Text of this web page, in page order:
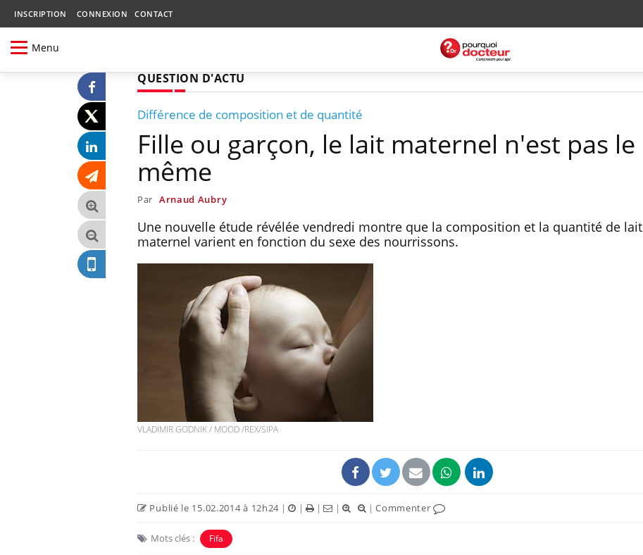
INSCRIPTION CONNEXION CONTACT
Menu
QUESTION D'ACTU
Différence de composition et de quantité
Fille ou garçon, le lait maternel n'est pas le
même
Par Arnaud Aubry
Une nouvelle étude révélée vendredi montre que la composition et la quantité de lait
maternel varient en fonction du sexe des nourrissons.
VLADIMIR GODNIK / MOOD /REX/SIPA
Publié le 15.02.2014 à 12h24 | | | | |Commenter
Mots clés : Fifa
Fatigue en vacances :
normal ou signe d’une
maladie ?
Éclipse solaire du 12 août
c'est indispensable pour
la santé des yeux”
sensible ou simplement
très empathique ?
Bébés, jeunes enfants :